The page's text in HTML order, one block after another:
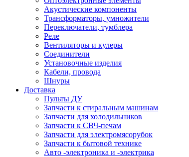
Акустические компоненты
Трансформаторы, умножители
Переключатели, тумблера
Реле
Вентиляторы и кулеры
Соединители
Установочные изделия
Кабели, провода
Шнуры
Доставка
Пульты ДУ
Запчасти к стиральным машинам
Запчасти для холодильников
Запчасти к СВЧ-печам
Запчасти для электромясорубок
Запчасти к бытовой технике
Авто -электроника и -электрика